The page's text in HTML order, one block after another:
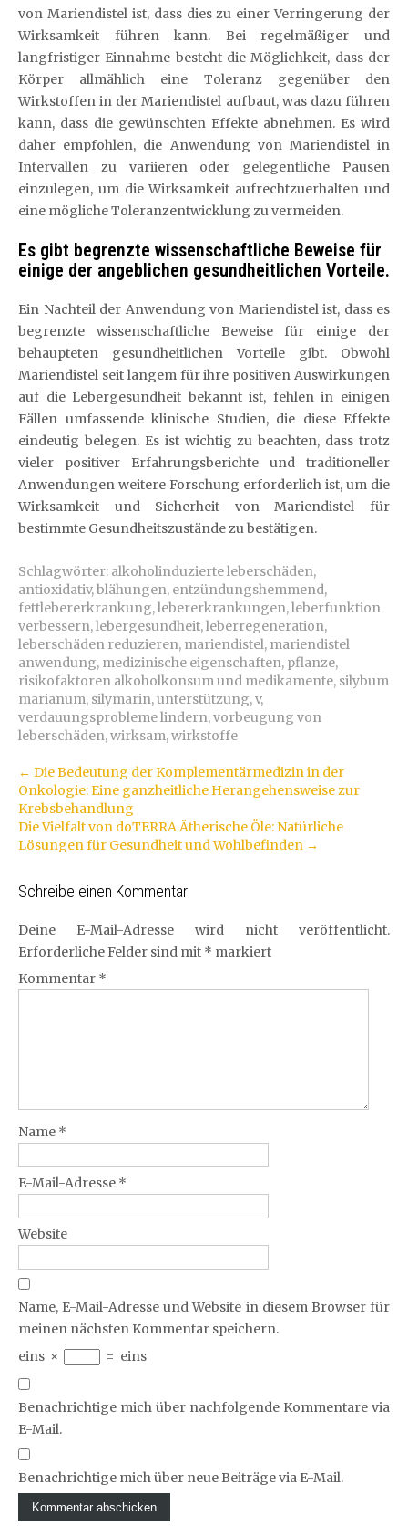
von Mariendistel ist, dass dies zu einer Verringerung der
Wirksamkeit führen kann. Bei regelmäßiger und
langfristiger Einnahme besteht die Möglichkeit, dass der
Körper allmählich eine Toleranz gegenüber den
Wirkstoffen in der Mariendistel aufbaut, was dazu führen
kann, dass die gewünschten Effekte abnehmen. Es wird
daher empfohlen, die Anwendung von Mariendistel in
Intervallen zu variieren oder gelegentliche Pausen
einzulegen, um die Wirksamkeit aufrechtzuerhalten und
eine mögliche Toleranzentwicklung zu vermeiden.
Es gibt begrenzte wissenschaftliche Beweise für
einige der angeblichen gesundheitlichen Vorteile.
Ein Nachteil der Anwendung von Mariendistel ist, dass es
begrenzte wissenschaftliche Beweise für einige der
behaupteten gesundheitlichen Vorteile gibt. Obwohl
Mariendistel seit langem für ihre positiven Auswirkungen
auf die Lebergesundheit bekannt ist, fehlen in einigen
Fällen umfassende klinische Studien, die diese Effekte
eindeutig belegen. Es ist wichtig zu beachten, dass trotz
vieler positiver Erfahrungsberichte und traditioneller
Anwendungen weitere Forschung erforderlich ist, um die
Wirksamkeit und Sicherheit von Mariendistel für
bestimmte Gesundheitszustände zu bestätigen.
Schlagwörter: alkoholinduzierte leberschäden,
antioxidativ,blähungen, entzündungshemmend,
fettlebererkrankung,lebererkrankungen,leberfunktion
verbessern,lebergesundheit,leberregeneration,
leberschäden reduzieren, mariendistel, mariendistel
anwendung, medizinische eigenschaften, pflanze,
risikofaktoren alkoholkonsum und medikamente, silybum
marianum, silymarin,unterstützung,v,
verdauungsprobleme lindern,vorbeugung von
leberschäden,wirksam,wirkstoffe
Artikel-
Navigation
← Die Bedeutung der Komplementärmedizin in der
Onkologie: Eine ganzheitliche Herangehensweise zur
Krebsbehandlung
Die Vielfalt von doTERRA Ätherische Öle: Natürliche
Lösungen für Gesundheit und Wohlbefinden →
Schreibe einen Kommentar
Deine E-Mail-Adresse wird nicht veröffentlicht.
Erforderliche Felder sind mit * markiert
Kommentar *
Name *
E-Mail-Adresse *
Website
Name, E-Mail-Adresse und Website in diesem Browser für
meinen nächsten Kommentar speichern.
eins × = eins
Benachrichtige mich über nachfolgende Kommentare via
E-Mail.
Benachrichtige mich über neue Beiträge via E-Mail.